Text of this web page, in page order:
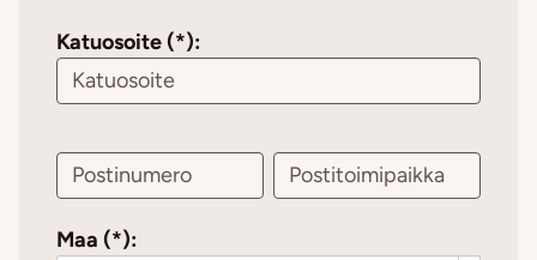
Katuosoite (*):
Maa (*):